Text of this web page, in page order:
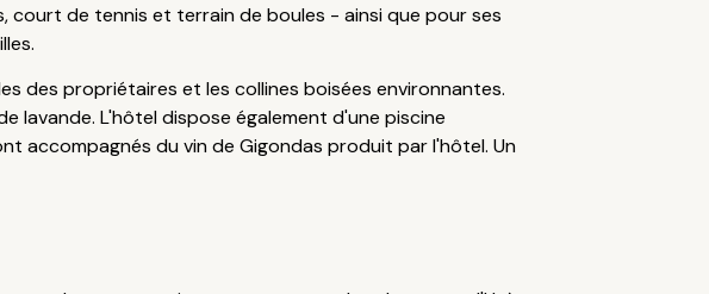
de tennis et terrain de boules - ainsi que pour ses
des propriétaires et les collines boisées environnantes.
lavande. L'hôtel dispose également d'une piscine
accompagnés du vin de Gigondas produit par l'hôtel. Un